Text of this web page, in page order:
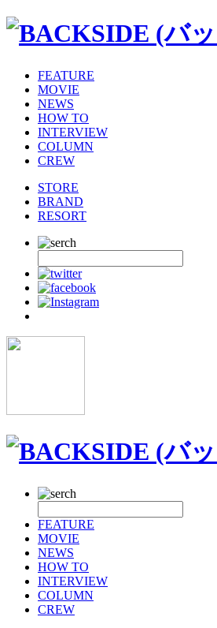
FEATURE
MOVIE
NEWS
HOW TO
INTERVIEW
COLUMN
CREW
STORE
BRAND
RESORT
FEATURE
MOVIE
NEWS
HOW TO
INTERVIEW
COLUMN
CREW